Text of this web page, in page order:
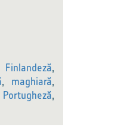
Finlandeză,
, maghiară,
Portugheză,